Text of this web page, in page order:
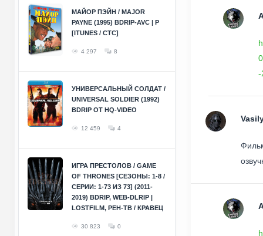
МАЙОР ПЭЙН / MAJOR
PAYNE (1995) BDRIP-AVC | P
[ITUNES / СТС]
4 297 8
УНИВЕРСАЛЬНЫЙ СОЛДАТ /
UNIVERSAL SOLDIER (1992)
BDRIP ОТ HQ-VIDEO
12 459 4
ИГРА ПРЕСТОЛОВ / GAME
OF THRONES [СЕЗОНЫ: 1-8 /
СЕРИИ: 1-73 ИЗ 73] (2011-
2019) BDRIP, WEB-DLRIP |
LOSTFILM, РЕН-ТВ / КРАВЕЦ
30 823 0
-